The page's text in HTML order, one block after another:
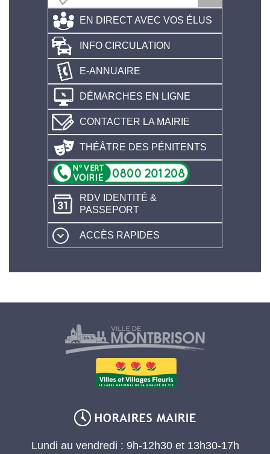
EN DIRECT AVEC VOS ÉLUS
INFO CIRCULATION
E-ANNUAIRE
DÉMARCHES EN LIGNE
CONTACTER LA MAIRIE
THÉÂTRE DES PÉNITENTS
RDV IDENTITÉ &
PASSEPORT
ACCÈS RAPIDES
Lundi au vendredi : 9h-12h30 et 13h30-17h